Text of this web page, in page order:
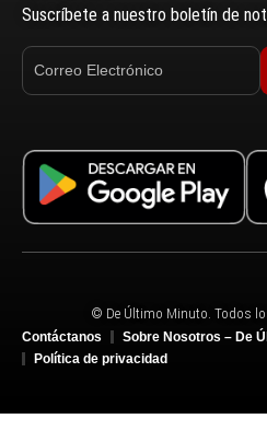
Suscríbete a nuestro boletín de
© De Último Minuto. Todos
Contáctanos
Sobre Nosotros – De
Política de privacidad